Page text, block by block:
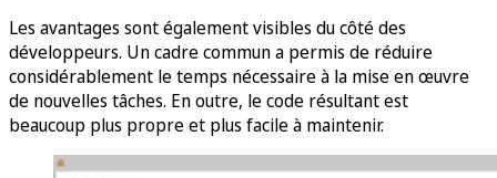
Les avantages sont également visibles du côté des
développeurs. Un cadre commun a permis de réduire
considérablement le temps nécessaire à la mise en œuvre
de nouvelles tâches. En outre, le code résultant est
beaucoup plus propre et plus facile à maintenir.